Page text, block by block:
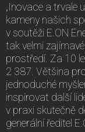
„Inovace a trvale
kameny našich
v soutěži E.ON
tak velmi
prostředí. Za 10
2 387. Většina
jednoduché
inspirovat další
v praxi skutečně
generální ředitel